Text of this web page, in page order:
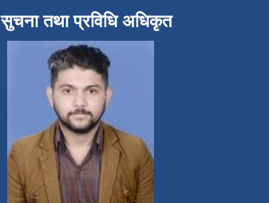
सुचना तथा प्रविधि अधिकृत